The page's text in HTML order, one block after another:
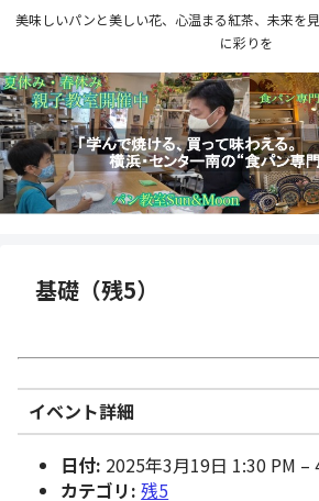
美味しいパンと美しい花、心温まる紅茶、未来を
に彩りを
基礎（残5）
イベント詳細
日付: 2025年3月19日 1:30 PM –
カテゴリ: 残5